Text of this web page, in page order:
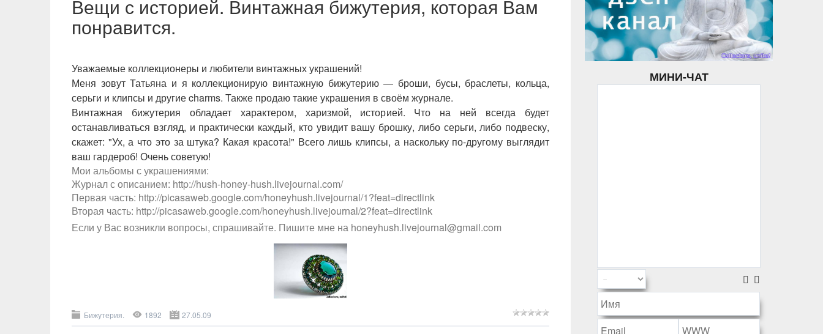
Вещи с историей. Винтажная бижутерия, которая Вам
понравится.
Уважаемые коллекционеры и любители винтажных украшений!
Меня зовут Татьяна и я коллекционирую винтажную бижутерию — броши, бусы, браслеты, кольца,
серьги и клипсы и другие charms. Также продаю такие украшения в своём журнале.
Винтажная бижутерия обладает характером, харизмой, историей. Что на ней всегда будет
останавливаться взгляд, и практически каждый, кто увидит вашу брошку, либо серьги, либо подвеску,
скажет: "Ух, а что это за штука? Какая красота!" Всего лишь клипсы, а наскольку по-другому выглядит
ваш гардероб! Очень советую!
Мои альбомы с украшениями:
Журнал с описанием: http://hush-honey-hush.livejournal.com/
Первая часть: http://picasaweb.google.com/honeyhush.livejournal/1?feat=directlink
Вторая часть: http://picasaweb.google.com/honeyhush.livejournal/2?feat=directlink
Если у Вас возникли вопросы, спрашивайте. Пишите мне на honeyhush.livejournal@gmail.com
Бижутерия. 1892 27.05.09
МИНИ-ЧАТ